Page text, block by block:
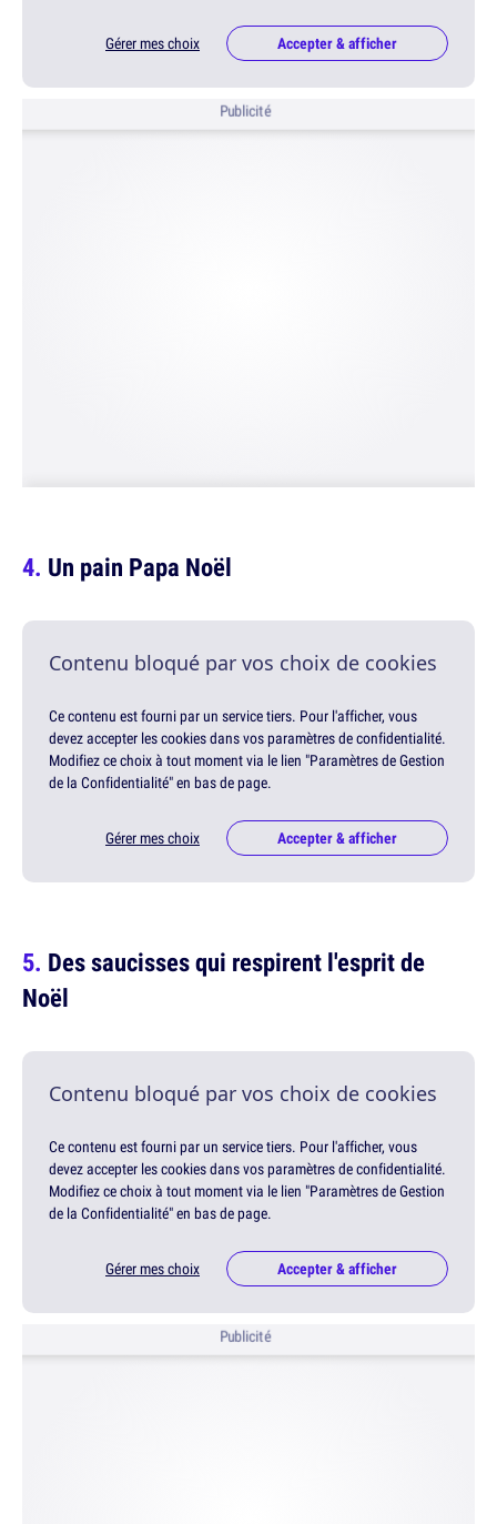
Gérer mes choix Accepter & afficher
Publicité
Un pain Papa Noël
Contenu bloqué par vos choix de cookies
Ce contenu est fourni par un service tiers. Pour l'afficher, vous
devez accepter les cookies dans vos paramètres de confidentialité.
Modifiez ce choix à tout moment via le lien "Paramètres de Gestion
de la Confidentialité" en bas de page.
Gérer mes choix Accepter & afficher
Des saucisses qui respirent l'esprit de
Noël
Contenu bloqué par vos choix de cookies
Ce contenu est fourni par un service tiers. Pour l'afficher, vous
devez accepter les cookies dans vos paramètres de confidentialité.
Modifiez ce choix à tout moment via le lien "Paramètres de Gestion
de la Confidentialité" en bas de page.
Gérer mes choix Accepter & afficher
Publicité